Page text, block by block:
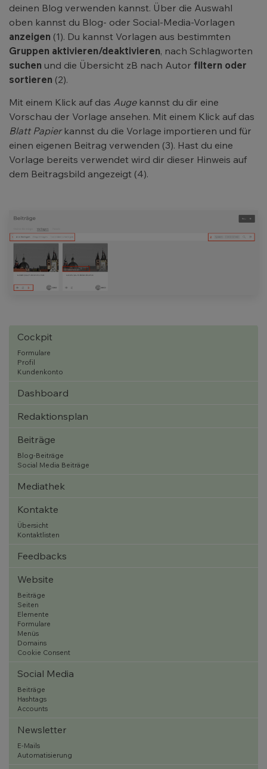
deinen Blog verwenden kannst. Über die Auswahl
oben kannst du Blog- oder Social-Media-Vorlagen
anzeigen (1). Du kannst Vorlagen aus bestimmten
Gruppen aktivieren/deaktivieren, nach Schlagworten
suchen und die Übersicht zB nach Autor filtern oder
sortieren (2).
Mit einem Klick auf das Augekannst du dir eine
Vorschau der Vorlage ansehen. Mit einem Klick auf das
Blatt Papier kannst du die Vorlage importieren und für
einen eigenen Beitrag verwenden (3). Hast du eine
Vorlage bereits verwendet wird dir dieser Hinweis auf
dem Beitragsbild angezeigt (4).
Cockpit
Formulare
Profil
Kundenkonto
Dashboard
Redaktionsplan
Beiträge
Blog-Beiträge
Social Media Beiträge
Mediathek
Kontakte
Übersicht
Kontaktlisten
Feedbacks
Website
Beiträge
Seiten
Elemente
Formulare
Menüs
Domains
Cookie Consent
Social Media
Beiträge
Hashtags
Accounts
Newsletter
E-Mails
Automatisierung